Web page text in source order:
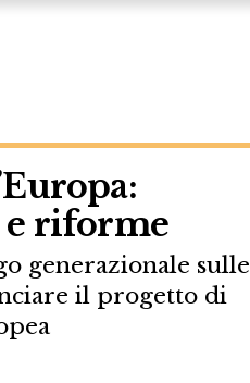
e riforme
generazionale sulle
il progetto di